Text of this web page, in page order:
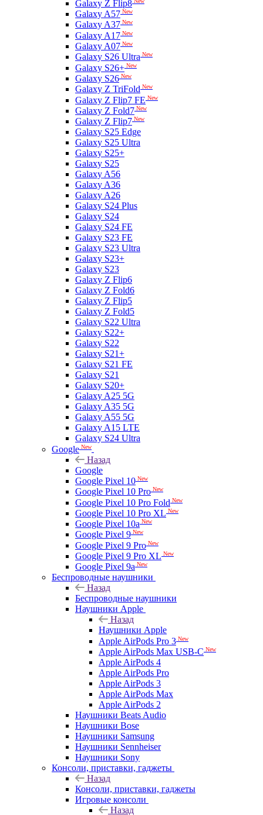
Galaxy Z Flip8
Galaxy A57 New
Galaxy A37 New
Galaxy A17 New
Galaxy A07 New
Galaxy S26 Ultra New
Galaxy S26+ New
Galaxy S26 New
Galaxy Z TriFold New
Galaxy Z Flip7 FE New
Galaxy Z Fold7 New
Galaxy Z Flip7 New
Galaxy S25 Edge
Galaxy S25 Ultra
Galaxy S25+
Galaxy S25
Galaxy A56
Galaxy A36
Galaxy A26
Galaxy S24 Plus
Galaxy S24
Galaxy S24 FE
Galaxy S23 FE
Galaxy S23 Ultra
Galaxy S23+
Galaxy S23
Galaxy Z Flip6
Galaxy Z Fold6
Galaxy Z Flip5
Galaxy Z Fold5
Galaxy S22 Ultra
Galaxy S22+
Galaxy S22
Galaxy S21+
Galaxy S21 FE
Galaxy S21
Galaxy S20+
Galaxy A25 5G
Galaxy A35 5G
Galaxy A55 5G
Galaxy A15 LTE
Galaxy S24 Ultra
Google New
Назад
Google
Google Pixel 10 New
Google Pixel 10 Pro New
Google Pixel 10 Pro Fold New
Google Pixel 10 Pro XL New
Google Pixel 10a New
Google Pixel 9 New
Google Pixel 9 Pro New
Google Pixel 9 Pro XL New
Google Pixel 9a New
Беспроводные наушники
Назад
Беспроводные наушники
Наушники Apple
Назад
Наушники Apple
Apple AirPods Pro 3 New
Apple AirPods Max USB-C New
Apple AirPods 4
Apple AirPods Pro
Apple AirPods 3
Apple AirPods Max
Apple AirPods 2
Наушники Beats Audio
Наушники Bose
Наушники Samsung
Наушники Sennheiser
Наушники Sony
Консоли, приставки, гаджеты
Назад
Консоли, приставки, гаджеты
Игровые консоли
Назад